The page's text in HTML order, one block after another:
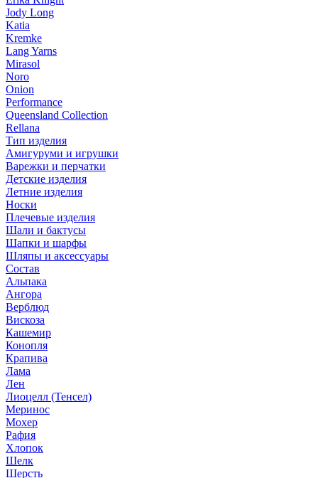
Jody Long
Katia
Kremke
Lang Yarns
Mirasol
Noro
Onion
Performance
Queensland Collection
Rellana
Тип изделия
Амигуруми и игрушки
Варежки и перчатки
Детские изделия
Летние изделия
Носки
Плечевые изделия
Шали и бактусы
Шапки и шарфы
Шляпы и аксессуары
Состав
Альпака
Ангора
Верблюд
Вискоза
Кашемир
Конопля
Крапива
Лама
Лен
Лиоцелл (Тенсел)
Меринос
Мохер
Рафия
Хлопок
Шелк
Шерсть